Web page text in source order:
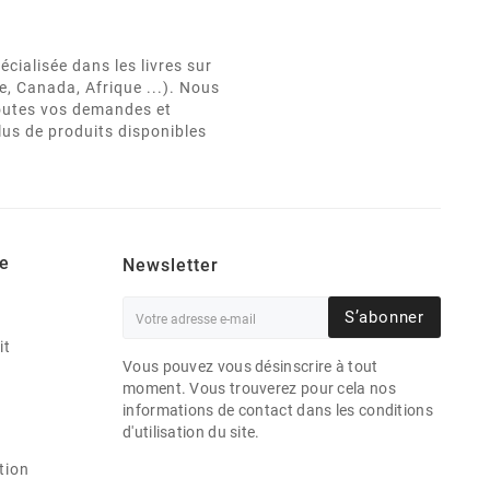
dans les livres sur
Canada, Afrique ...). Nous
vos demandes et
de produits disponibles
Newsletter
S’abonner
Vous pouvez vous désinscrire à tout
moment. Vous trouverez pour cela nos
informations de contact dans les conditions
d'utilisation du site.